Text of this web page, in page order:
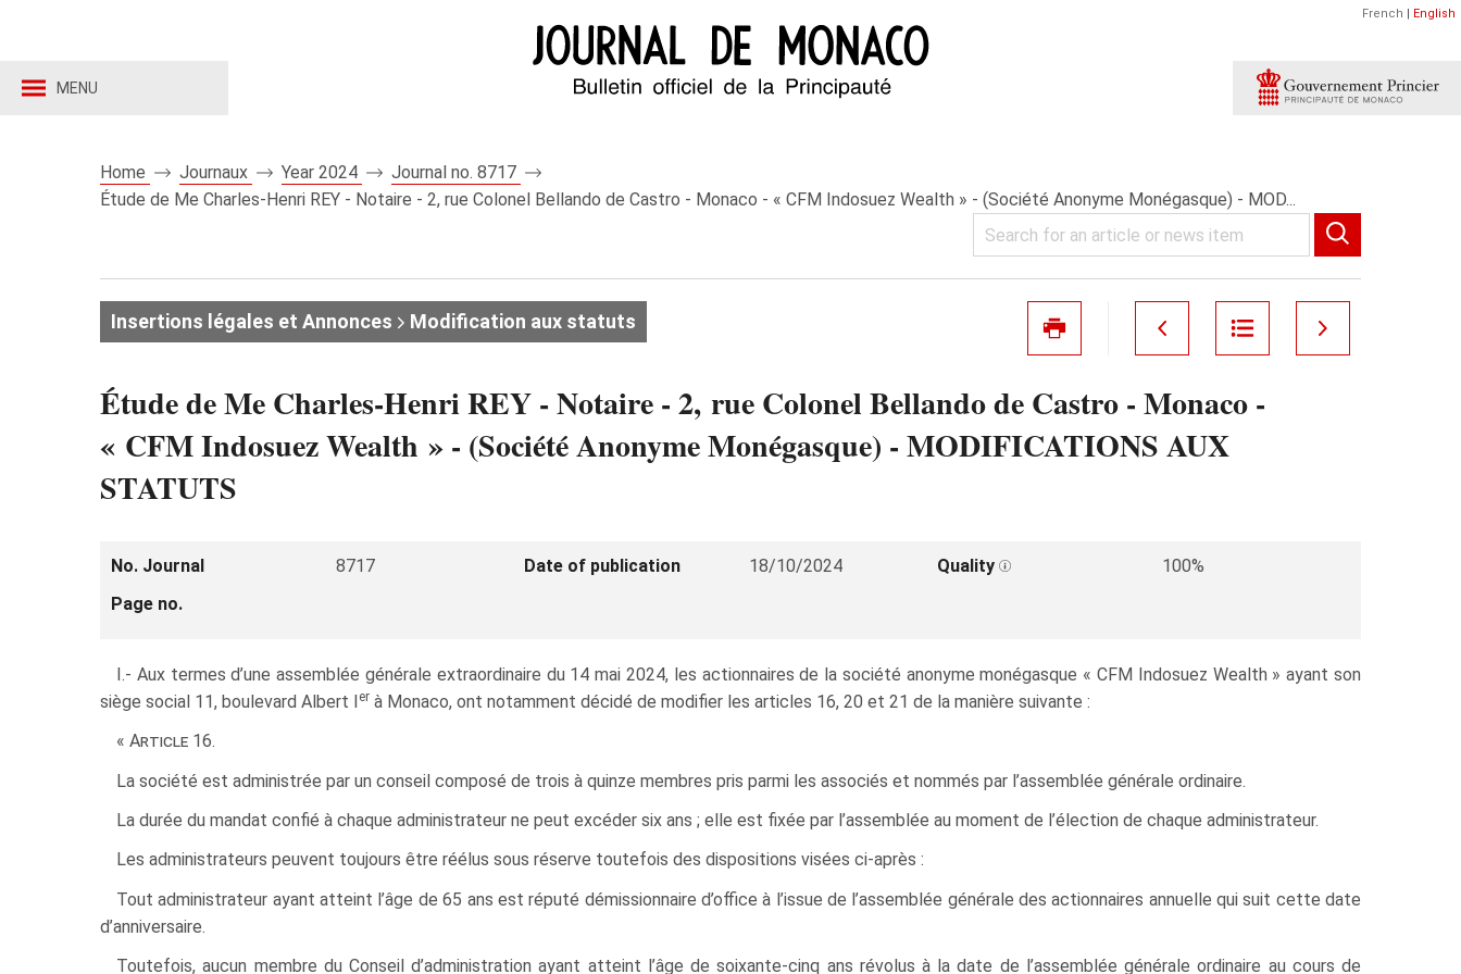
MENU
French | English
Home Journaux Year 2024
Journal no. 8717
Étude de Me Charles-Henri REY - Notaire - 2, rue Colonel Bellando de Castro - Monaco - « CFM Indosuez Wealth » - (Société Anonyme Monégasque) - MOD...
Insertions légales et Annonces Modification aux statuts
Étude de Me Charles-Henri REY - Notaire - 2, rue Colonel Bellando de Castro - Monaco -
« CFM Indosuez Wealth » - (Société Anonyme Monégasque) - MODIFICATIONS AUX
STATUTS
No. Journal 8717 Date of publication 18/10/2024 Quality
100%
Page no.
I.- Aux termes d’une assemblée générale extraordinaire du 14 mai 2024, les actionnaires de la société anonyme monégasque « CFM Indosuez Wealth » ayant son
siège social 11, boulevard Albert Ier à Monaco, ont notamment décidé de modifier les articles 16, 20 et 21 de la manière suivante :
« Article 16.
La société est administrée par un conseil composé de trois à quinze membres pris parmi les associés et nommés par l’assemblée générale ordinaire.
La durée du mandat confié à chaque administrateur ne peut excéder six ans ; elle est fixée par l’assemblée au moment de l’élection de chaque administrateur.
Les administrateurs peuvent toujours être réélus sous réserve toutefois des dispositions visées ci‑après :
Tout administrateur ayant atteint l’âge de 65 ans est réputé démissionnaire d’office à l’issue de l’assemblée générale des actionnaires annuelle qui suit cette date
d’anniversaire.
Toutefois, aucun membre du Conseil d’administration ayant atteint l’âge de soixante-cinq ans révolus à la date de l’assemblée générale ordinaire au cours de